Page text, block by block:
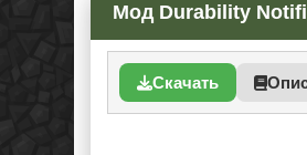
Мод Durability
Скачать